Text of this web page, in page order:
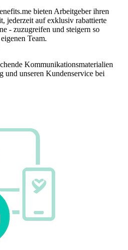
bieten Arbeitgeber ihren
jederzeit auf exklusiv rabattierte
- zuzugreifen und steigern so
Team.
Kommunikationsmaterialien
und unseren Kundenservice bei